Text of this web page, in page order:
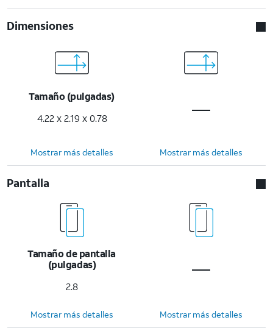
Dimensiones
Tamaño (pulgadas)
4.22 x 2.19 x 0.78
Mostrar más detalles Mostrar más detalles
Pantalla
Tamaño de pantalla
(pulgadas)
2.8
Mostrar más detalles Mostrar más detalles